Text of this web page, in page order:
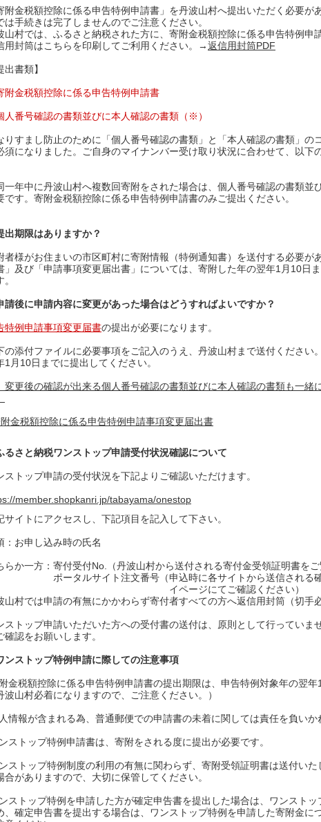
附金税額控除に係る申告特例申請書」を丹波山村へ提出いただく必要
は手続きは完了しませんのでご注意ください。
山村では、ふるさと納税された方に、寄附⾦税額控除に係る申告特例申
用封筒はこちらを印刷してご利用ください。→ 返信用封筒PDF
出書類】
附⾦税額控除に係る申告特例申請書
人番号確認の書類並びに本人確認の書類（※）
りすまし防止のために「個人番号確認の書類」と「本人確認の書類」の
須になりました。ご自身のマイナンバー受け取り状況に合わせて、以下
⼀年中に丹波山村へ複数回寄附をされた場合は、個人番号確認の書類並
です。寄附⾦税額控除に係る申告特例申請書のみご提出ください。
出期限はありますか？
者様がお住まいの市区町村に寄附情報（特例通知書）を送付する必要が
」及び「申請事項変更届出書」については、寄附した年の翌年1月10日
。
請後に申請内容に変更があった場合はどうすればよいですか？
特例申請事項変更届書の提出が必要になります。
の添付ファイルに必要事項をご記入のうえ、丹波山村まで送付ください
1月10日までに提出してください。
変更後の確認が出来る個人番号確認の書類並びに本人確認の書類も一緒
金税額控除に係る申告特例申請事項変更届出書
るさと納税ワンストップ申請受付状況確認について
ストップ申請の受付状況を下記よりご確認いただけます。
member.shopkanri.jp/tabayama/onestop
サイトにアクセスし、下記項目を記入して下さい。
：お申し込み時の氏名
らか一方：寄付受付No.（丹波山村から送付される寄付金受領証明書をご
ータルサイト注文番号（申込時に各サイトから送信される確認
ページにてご確認ください）
山村では申請の有無にかかわらず寄付者すべての方へ返信用封筒（切手
ストップ申請いただいた方への受付書の送付は、原則として行っていま
確認をお願いします。
ンストップ特例申請に際しての注意事項
金税額控除に係る申告特例申請書の提出期限は、申告特例対象年の翌
波山村必着になりますので、ご注意ください。）
情報が含まれる為、普通郵便での申請書の未着に関しては責任を負いか
ストップ特例申請書は、寄附をされる度に提出が必要です。
ストップ特例制度の利⽤の有無に関わらず、寄附受領証明書は送付い
合がありますので、⼤切に保管してください。
ストップ特例を申請した方が確定申告書を提出した場合は、ワンスト
、確定申告書を提出する場合は、ワンストップ特例を申請した寄附金に